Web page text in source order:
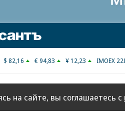
$ 82,16 € 94,83 ¥ 12,23 IMOEX
на сайте, вы соглашаетесь с